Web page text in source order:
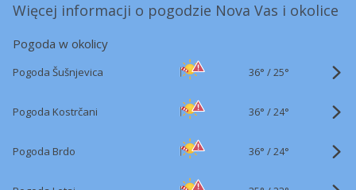
Więcej informacji o pogodzie Nova Vas i okolice
Pogoda w okolicy
Pogoda Šušnjevica 36° /25°
Pogoda Kostrčani 36° /24°
Pogoda Brdo 36° /24°